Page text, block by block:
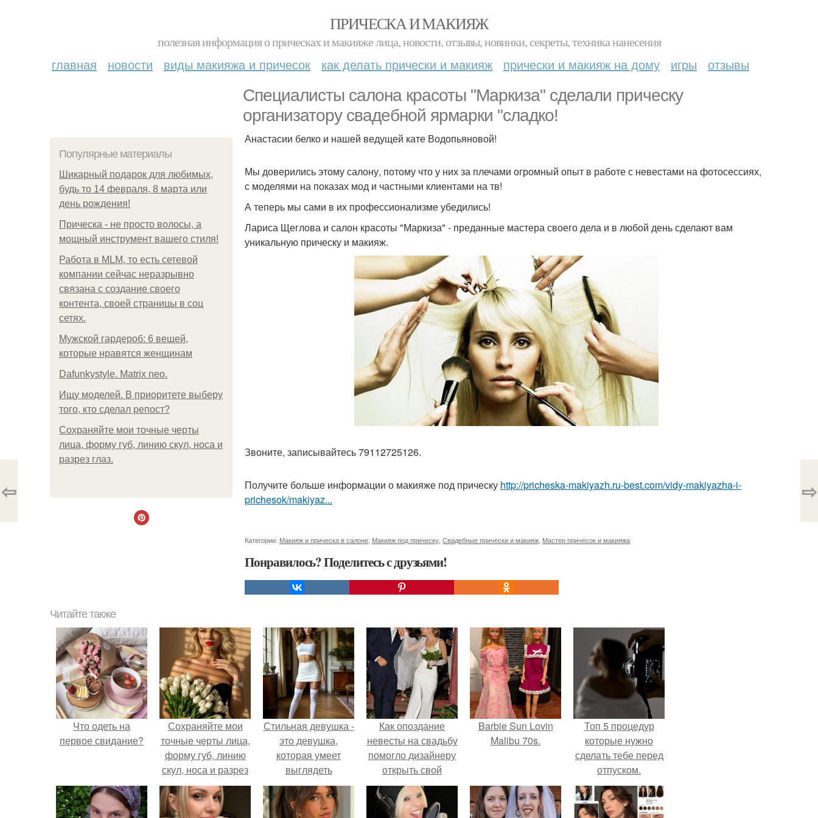
ПРИЧЕСКА И МАКИЯЖ
полезная информация о прическах и макияже лица, новости, отзывы, новинки, секреты, техника нанесения
главная новости виды макияжа и причесок как делать прически и макияж прически и макияж на дому игры отзывы
Специалисты салона красоты "Маркиза" сделали прическу
организатору свадебной ярмарки "сладко!
Популярные материалы
Шикарный подарок для любимых,
будь то 14 февраля, 8 марта или
день рождения!
Прическа - не просто волосы, а
мощный инструмент вашего стиля!
Работа в MLM, то есть сетевой
компании сейчас неразрывно
связана с создание своего
контента, своей страницы в соц
сетях.
Мужской гардероб: 6 вещей,
которые нравятся женщинам
Dafunkystyle. Matrix neo.
Ищу моделей. В приоритете выберу
того, кто сделал репост?
Сохраняйте мои точные черты
лица, форму губ, линию скул, носа и
разрез глаз.
Анастасии белко и нашей ведущей кате Водопьяновой!
Мы доверились этому салону, потому что у них за плечами огромный опыт в работе с невестами на фотосессиях,
с моделями на показах мод и частными клиентами на тв!
А теперь мы сами в их профессионализме убедились!
Лариса Щеглова и салон красоты "Маркиза" - преданные мастера своего дела и в любой день сделают вам
уникальную прическу и макияж.
Звоните, записывайтесь 79112725126.
Получите больше информации о макияже под прическу http://pricheska-makiyazh.ru-best.com/vidy-makiyazha-i-
prichesok/makiyaz...
Категории: Макияж и прическа в салоне Макияж под прическу Свадебные прически и макияж Мастер причесок и макияжа
Понравилось? Поделитесь с друзьями!
⇦ ⇨
Читайте также
Что одеть на
первое свидание?
Сохраняйте мои
точные черты лица,
форму губ, линию
скул, носа и разрез
глаз.
Стильная девушка -
это девушка,
которая умеет
выглядеть
привлекательно и
элегантно в любои
ситуации.
Как опоздание
невесты на свадьбу
помогло дизайнеру
открыть свой
бренд.
Barbie Sun Lovin
Malibu 70s.
Топ 5 процедур
которые нужно
сделать тебе перед
отпуском.